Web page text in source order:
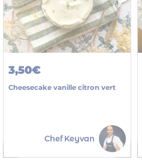
3,50€
Cheesecake vanille citron vert
Chef Keyvan